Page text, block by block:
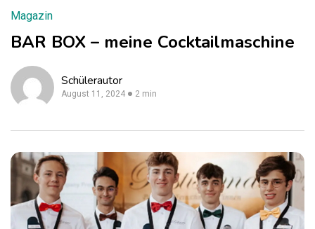
Magazin
BAR BOX – meine Cocktailmaschine
Schülerautor
August 11, 2024 2 min